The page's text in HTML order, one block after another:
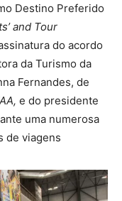
Destino Preferido
and Tour
do acordo
da Turismo da
Fernandes, de
e do presidente
uma numerosa
de viagens